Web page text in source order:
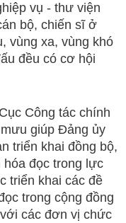
vụ - thư viện
bộ, chiến sĩ ở
vùng xa, vùng khó
đều có cơ hội
Công tác chính
giúp Đảng ủy
triển khai đồng bộ,
hóa đọc trong lực
triển khai các đề
trong cộng đồng
các đơn vị chức